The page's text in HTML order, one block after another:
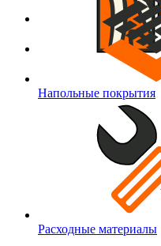
Напольные покрытия
Расходные материалы